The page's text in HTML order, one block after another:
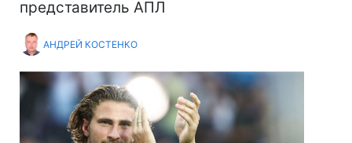
представитель АПЛ
АНДРЕЙ КОСТЕНКО